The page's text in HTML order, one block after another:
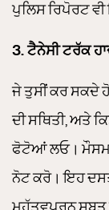
ਪੁਲਿਸ ਰਿਪੋਰਟ
3. ਟੈਨੇਸੀ ਟਰੱਕ
ਜੇ ਤੁਸੀਂ ਕਰ ਸਕਦੇ
ਦੀ ਸਥਿਤੀ, ਅਤੇ
ਫੋਟੋਆਂ ਲਓ। ਮੌਸਮ,
ਨੋਟ ਕਰੋ। ਇਹ
ਮਹੱਤਵਪੂਰਨ ਸਬੂਤ